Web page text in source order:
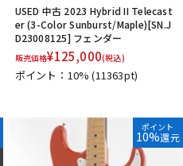
USED 中古 2023 Hybrid II Telecast
er (3-Color Sunburst/Maple)[SN.J
D23008125] フェンダー
販売価格¥125,000(税込)
ポイント：10%(11363pt)
ポイント
10%還元